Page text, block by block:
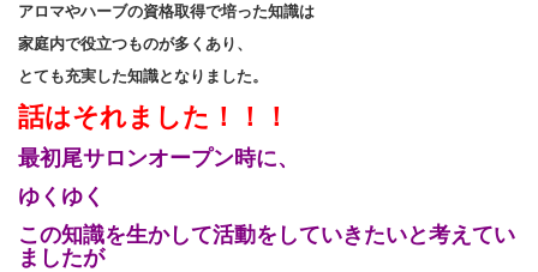
アロマやハーブの資格取得で培った知識は
家庭内で役立つものが多くあり、
とても充実した知識となりました。
話はそれました！！！
最初尾サロンオープン時に、
ゆくゆく
この知識を生かして活動をしていきたいと考えてい
ましたが